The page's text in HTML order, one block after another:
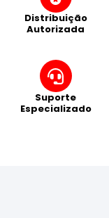
Distribuição
Autorizada
Suporte
Especializado